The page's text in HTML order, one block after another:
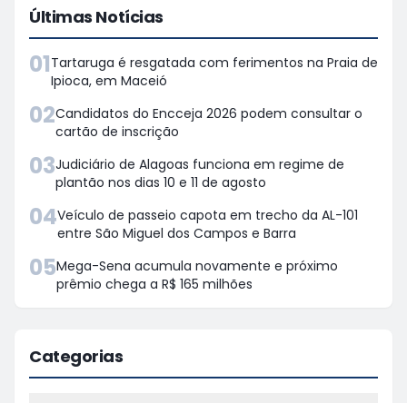
Últimas Notícias
01Tartaruga é resgatada com ferimentos na Praia de
Ipioca, em Maceió
02Candidatos do Encceja 2026 podem consultar o
cartão de inscrição
03Judiciário de Alagoas funciona em regime de
plantão nos dias 10 e 11 de agosto
04Veículo de passeio capota em trecho da AL-101
entre São Miguel dos Campos e Barra
05Mega-Sena acumula novamente e próximo
prêmio chega a R$ 165 milhões
Categorias